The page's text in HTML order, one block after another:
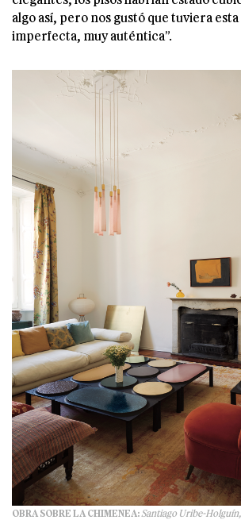
algo así, pero nos gustó que tuviera
imperfecta, muy auténtica”.
OBRA SOBRE LA CHIMENEA: Santiago Uribe-